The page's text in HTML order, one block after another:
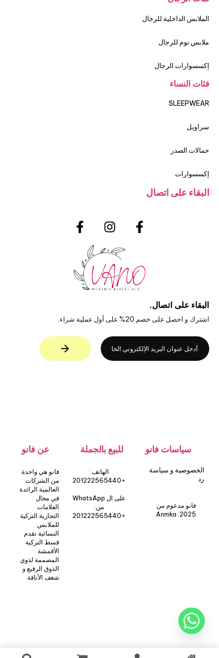
الملابس الداخلية للرجال
ملابس نوم للرجال
إكسسوارات الرجال
فئات النساء
SLEEPWEAR
سراويل
حمالات الصدر
إكسسوارات
البقاء على اتصال
البقاء على اتصال.
اشترك و احصل على خصم 20% على أول عملية شراء.
سياسات فانو
الخصوصية و سياسة
رد
فانو مدعوم من
Anmka .2025
للبيع بالجملة
الهاتف :
+201222565440
على ال WhatsApp
من:
+201222565440
عن فانو
فانو هي واحدة
من الشركات
العالمية الرائدة
في مجال
العلامات
التجارية التركية
للملابس
النسائية تقدم
قسط التركية
الأقمشة
المصممة لذوي
الذوق الرفيع و
شغف الأناقة.